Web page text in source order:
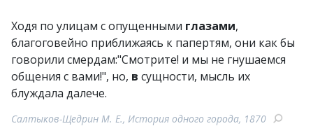
Ходя по улицам с опущенными глазами,
благоговейно приближаясь к папертям, они как бы
говорили смердам:"Смотрите! и мы не гнушаемся
общения с вами!", но, в сущности, мысль их
блуждала далече.
Салтыков-Щедрин М. Е., История одного города, 1870